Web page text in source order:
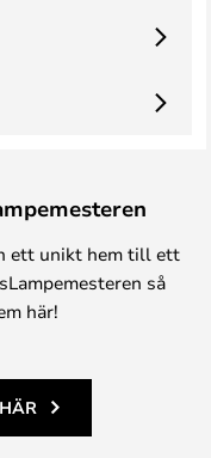
ett unikt hem till ett
så
här!